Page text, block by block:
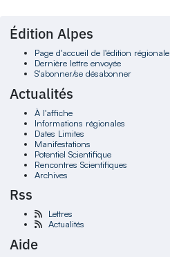
Édition Alpes
Page d'accueil de l'édition régionale
Dernière lettre envoyée
S'abonner/se désabonner
Actualités
À l'affiche
Informations régionales
Dates Limites
Manifestations
Potentiel Scientifique
Rencontres Scientifiques
Archives
Rss
Lettres
Actualités
Aide